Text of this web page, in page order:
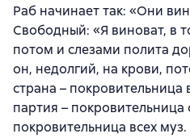
Раб начинает так: «Они
Свободный: «Я виноват, в
потом и слезами полита
он, недолгий, на крови,
страна – покровительница
партия – покровительница
покровительница всех муз.